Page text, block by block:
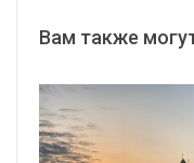
Вам также